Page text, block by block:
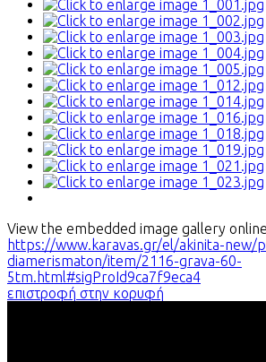
View the embedded image gallery
https://www.karavas.gr/el/akinita-new/
diamerismaton/item/2116-grava-60-
5tm.html#sigProId9ca7f9eca4
επιστροφή στην κορυφή